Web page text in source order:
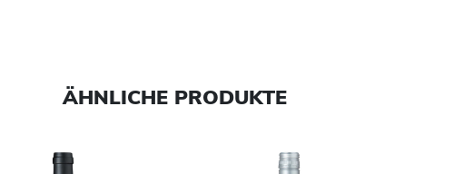
ÄHNLICHE PRODUKTE